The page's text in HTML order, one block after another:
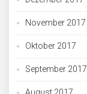
November 2017
Oktober 2017
September 2017
August 2017